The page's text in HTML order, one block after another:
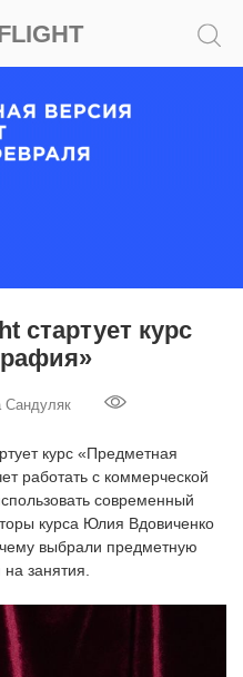
стартует курс
Сандуляк
курс «‎Предметная
работать с коммерческой
современный
курса Юлия Вдовиченко
выбрали предметную
занятия.